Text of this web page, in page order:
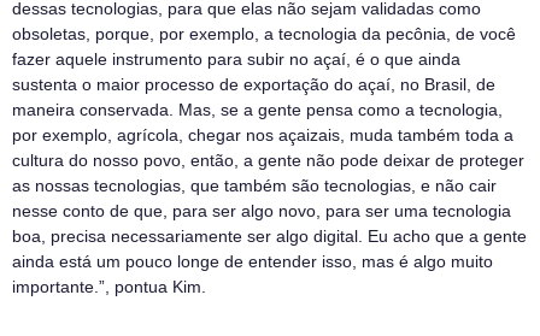
dessas tecnologias, para que elas não sejam validadas como
obsoletas, porque, por exemplo, a tecnologia da pecônia, de você
fazer aquele instrumento para subir no açaí, é o que ainda
sustenta o maior processo de exportação do açaí, no Brasil, de
maneira conservada. Mas, se a gente pensa como a tecnologia,
por exemplo, agrícola, chegar nos açaizais, muda também toda a
cultura do nosso povo, então, a gente não pode deixar de proteger
as nossas tecnologias, que também são tecnologias, e não cair
nesse conto de que, para ser algo novo, para ser uma tecnologia
boa, precisa necessariamente ser algo digital. Eu acho que a gente
ainda está um pouco longe de entender isso, mas é algo muito
importante.”, pontua Kim.